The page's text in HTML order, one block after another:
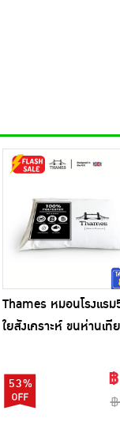
Thames หมอนโรงแรม
ใยสังเคราะห์ ขนห่านเที
53%